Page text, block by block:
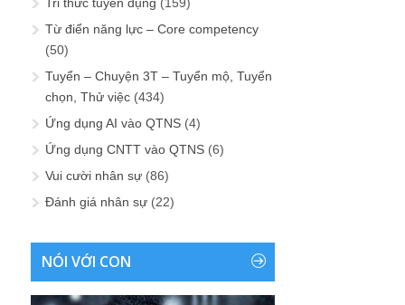
Tri thức tuyển dụng (159)
Từ điển năng lực – Core competency
(50)
Tuyển – Chuyện 3T – Tuyển mộ, Tuyển
chọn, Thử việc (434)
Ứng dụng AI vào QTNS (4)
Ứng dụng CNTT vào QTNS (6)
Vui cười nhân sự (86)
Đánh giá nhân sự (22)
NÓI VỚI CON